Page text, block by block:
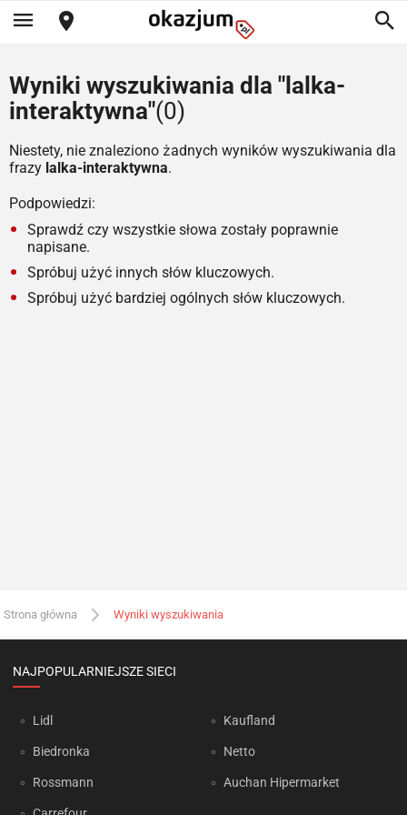
Wyniki wyszukiwania dla "lalka-
interaktywna"(0)
Niestety, nie znaleziono żadnych wyników wyszukiwania dla
frazy lalka-interaktywna.
Podpowiedzi:
Sprawdź czy wszystkie słowa zostały poprawnie
napisane.
Spróbuj użyć innych słów kluczowych.
Spróbuj użyć bardziej ogólnych słów kluczowych.
Strona główna Wyniki wyszukiwania
NAJPOPULARNIEJSZE SIECI
Lidl
Biedronka
Rossmann
Kaufland
Netto
Auchan Hipermarket